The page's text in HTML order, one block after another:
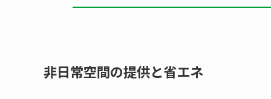
非日常空間の提供と省エネ